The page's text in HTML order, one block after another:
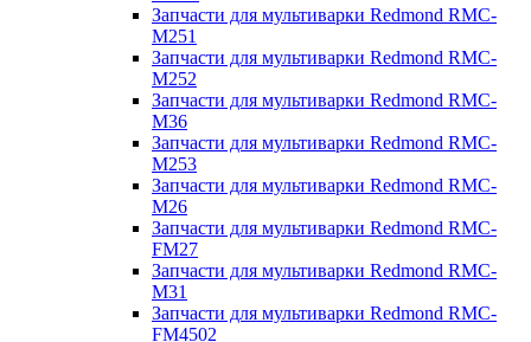
Запчасти для мультиварки Redmond RMC-
M251
Запчасти для мультиварки Redmond RMC-
M252
Запчасти для мультиварки Redmond RMC-
M36
Запчасти для мультиварки Redmond RMC-
M253
Запчасти для мультиварки Redmond RMC-
M26
Запчасти для мультиварки Redmond RMC-
FM27
Запчасти для мультиварки Redmond RMC-
M31
Запчасти для мультиварки Redmond RMC-
FM4502